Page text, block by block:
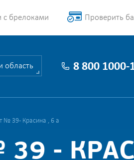
с брелоками Проверить
область 8 800 1000-
№ 39 - Красина , 6 а
-